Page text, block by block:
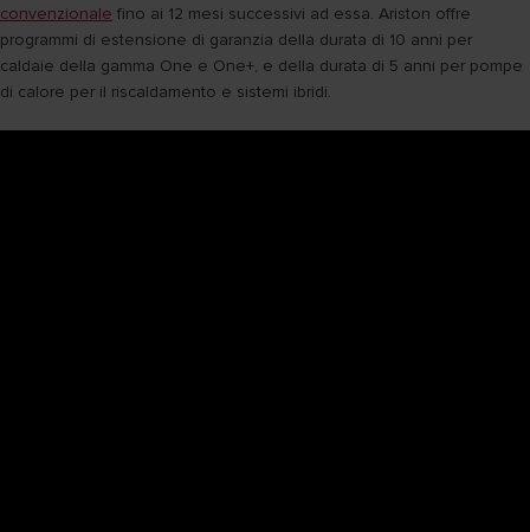
convenzionale fino ai 12 mesi successivi ad essa. Ariston offre
programmi di estensione di garanzia della durata di 10 anni per
caldaie della gamma One e One+, e della durata di 5 anni per pompe
di calore per il riscaldamento e sistemi ibridi.